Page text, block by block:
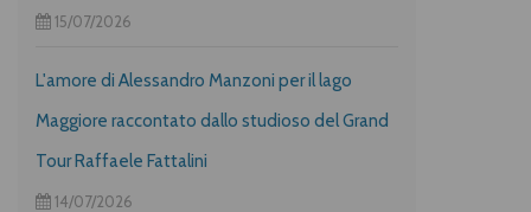
15/07/2026
L'amore di Alessandro Manzoni per il lago
Maggiore raccontato dallo studioso del Grand
Tour Raffaele Fattalini
14/07/2026